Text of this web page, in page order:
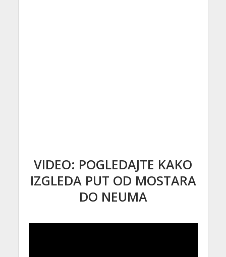
VIDEO: POGLEDAJTE KAKO
IZGLEDA PUT OD MOSTARA
DO NEUMA